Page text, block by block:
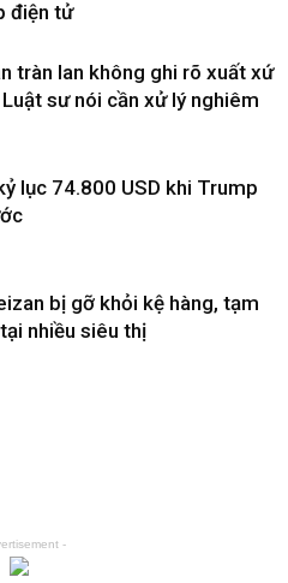
điện tử
tràn lan không ghi rõ xuất xứ
sư nói cần xử lý nghiêm
lục 74.800 USD khi Trump
bị gỡ khỏi kệ hàng, tạm
nhiều siêu thị
-